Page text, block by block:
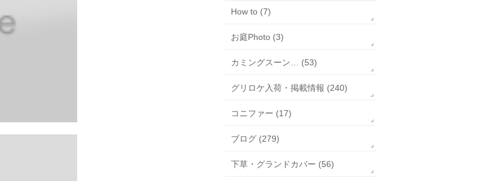
How to (7)
お庭Photo (3)
カミングスーン… (53)
グリロケ入荷・掲載情報 (240)
コニファー (17)
ブログ (279)
下草・グランドカバー (56)